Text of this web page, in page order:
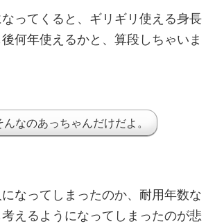
ってくると、ギリギリ使える身長
何年使えるかと、算段しちゃいま
んなのあっちゃんだけだよ。
なってしまったのか、耐用年数な
えるようになってしまったのが悲